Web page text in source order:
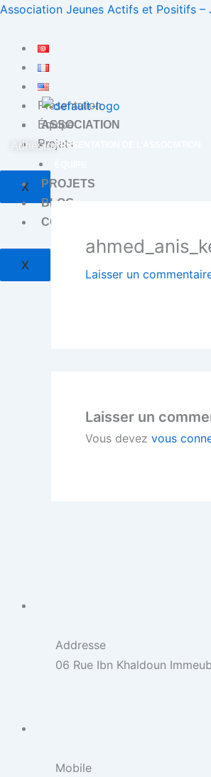
Aller
contenu
Association Jeunes Actifs et Positifs –
Présentation
Équipe
Projets
X
ASSOCIATION
PRÉSENTATION DE L’ASSOCIATION
PROJETS
BLOG
CONTACT
X
Adhésion
Laisser un
Laisser un
Vous devez vous
Addresse
06 Rue Ibn Khaldoun
Mobile